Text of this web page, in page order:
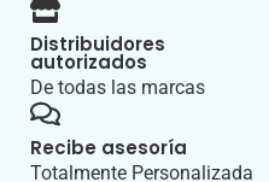
Distribuidores
autorizados
De todas las marcas
Recibe asesoría
Totalmente Personalizada